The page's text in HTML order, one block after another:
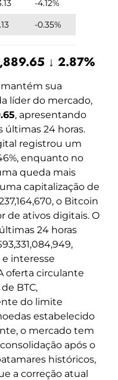
-4.12%
-0.35%
↓ 2.87%
mantém sua
líder do mercado,
, apresentando
últimas 24 horas.
registrou um
enquanto no
queda mais
capitalização de
o Bitcoin
de ativos digitais. O
24 horas
interesse
oferta circulante
BTC,
do limite
estabelecido
o mercado tem
após o
históricos,
a correção atual